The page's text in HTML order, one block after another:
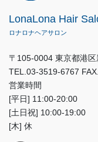
LonaLona Hair
ロナロナヘアサロン
〒105-0004 東京都港
TEL.03-3519-6767
営業時間
[平日] 11:00-20:00
[土日祝] 10:00-19:00
[木] 休